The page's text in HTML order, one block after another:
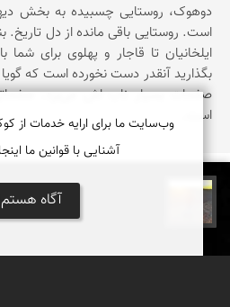
دوهوک، روستایی چسبیده به بخش
است. روستایی باقی مانده از دل تاریخ.
ایلخانیان تا قاجار و پهلوی‌ برای
بگذارید آنقدر دست نخورده است که
صفحات بسیار ناب اش می‌برد.
است.
وب‌سایت ما برای ارایه خدمات از
آشنایی با قوانین ما
آگاه